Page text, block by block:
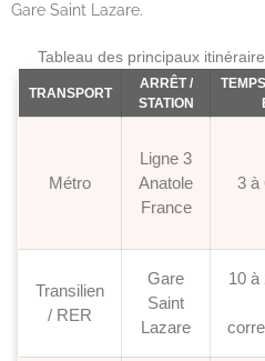
Gare Saint Lazare.
Tableau des principaux
TRANSPORT
ARRÊT /
STATION
Métro
Ligne 3
Anatole
France
3 à
Transilien
/ RER
Gare
Saint
Lazare
10 à